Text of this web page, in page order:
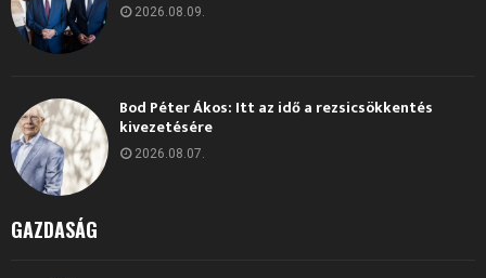
2026.08.09.
Bod Péter Ákos: Itt az idő a rezsicsökkentés
kivezetésére
2026.08.07.
GAZDASÁG